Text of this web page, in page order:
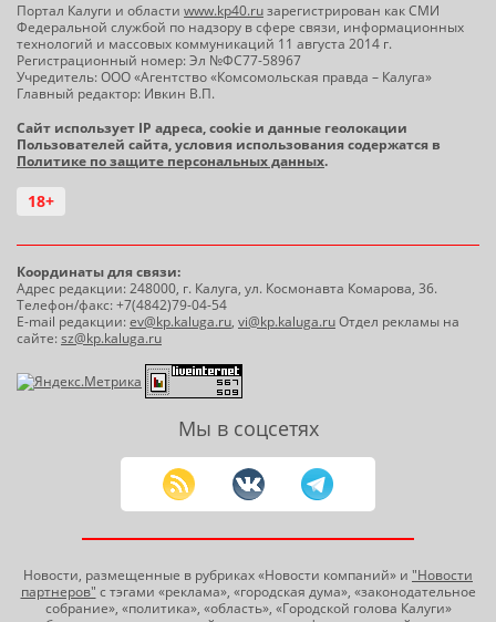
Портал Калуги и области www.kp40.ruзарегистрирован как СМИ
Федеральной службой по надзору в сфере связи, информационных
технологий и массовых коммуникаций 11 августа 2014 г.
Регистрационный номер: Эл №ФС77-58967
Учредитель: ООО «Агентство «Комсомольская правда – Калуга»
Главный редактор: Ивкин В.П.
Сайт использует IP адреса, cookie и данные геолокации
Пользователей сайта, условия использования содержатся в
Политике по защите персональных данных.
18+
Координаты для связи:
Адрес редакции: 248000, г. Калуга, ул. Космонавта Комарова, 36.
Телефон/факс: +7(4842)79-04-54
E-mail редакции:ev@kp.kaluga.ru, vi@kp.kaluga.ruОтдел рекламы на
сайте:sz@kp.kaluga.ru
Мы в соцсетях
Новости, размещенные в рубриках «Новости компаний» и "Новости
партнеров" с тэгами «реклама», «городская дума», «законодательное
собрание», «политика», «область», «Городской голова Калуги»